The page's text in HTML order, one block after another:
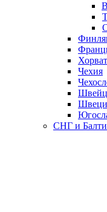
Чехия
СНГ и